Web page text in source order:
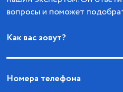
вопросы и поможет
Как вас зовут?
Номера телефона